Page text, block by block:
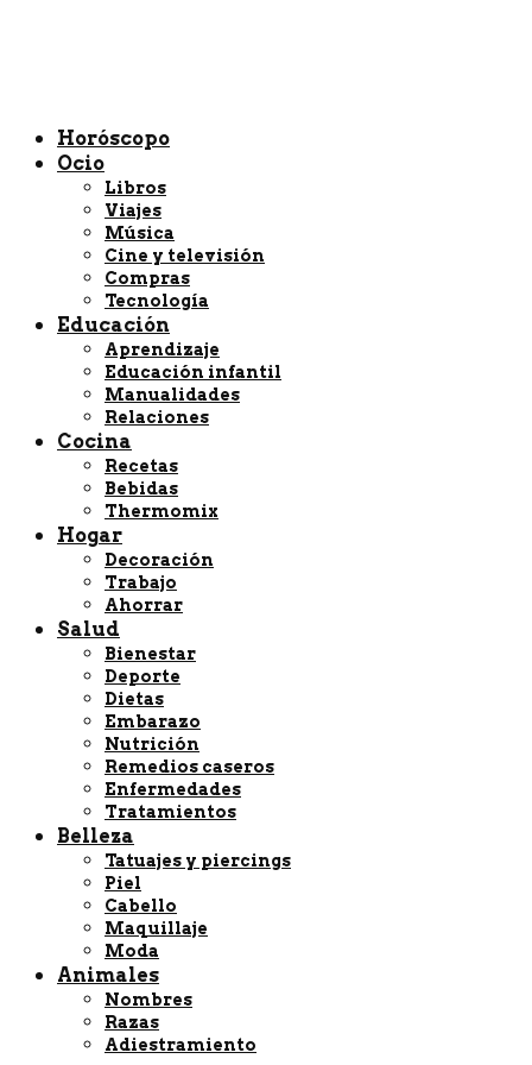
Horóscopo
Ocio
Libros
Viajes
Música
Cine y televisión
Compras
Tecnología
Educación
Aprendizaje
Educación infantil
Manualidades
Relaciones
Cocina
Recetas
Bebidas
Thermomix
Hogar
Decoración
Trabajo
Ahorrar
Salud
Bienestar
Deporte
Dietas
Embarazo
Nutrición
Remedios caseros
Enfermedades
Tratamientos
Belleza
Tatuajes y piercings
Piel
Cabello
Maquillaje
Moda
Animales
Nombres
Razas
Adiestramiento